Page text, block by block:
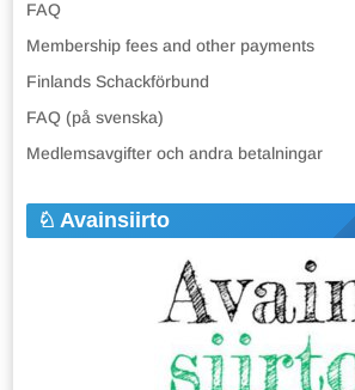
FAQ
Membership fees and other payments
Finlands Schackförbund
FAQ (på svenska)
Medlemsavgifter och andra betalningar
Avainsiirto